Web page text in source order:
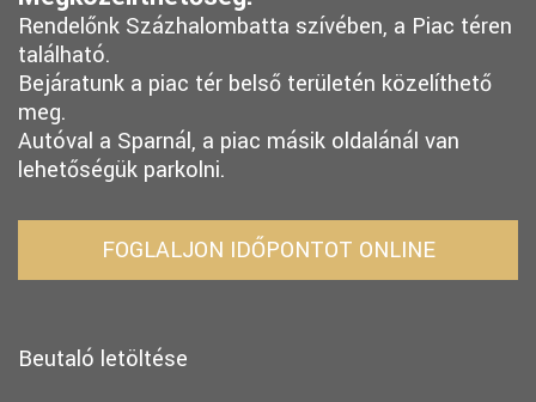
Rendelőnk Százhalombatta szívében, a Piac téren
található.
Bejáratunk a piac tér belső területén közelíthető
meg.
Autóval a Sparnál, a piac másik oldalánál van
lehetőségük parkolni.
FOGLALJON IDŐPONTOT ONLINE
Beutaló letöltése